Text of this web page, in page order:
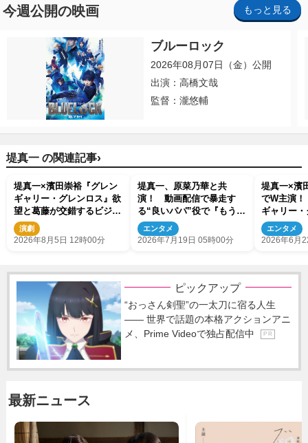
今週公開の映画 もっと見る
ブルーロック
2026年08月07日（金）公開
出演：高橋文哉
監督：瀧悠輔
堤真一 の関連記事›
堤真一×濱田崇裕『グレン
ギャリー・グレンロス』欲
望と葛藤が交錯するビジュ
アル公開
演劇
2026年8月5日 12時00分
堤真一、原菜乃華と共
演！ 動画配信で暴走す
る“良いパパ”役で『もうパ
パ！』出演決定
エンタメ
2026年7月19日 05時00分
堤真一×濱
でW主演
ギャリー
演決定
エンタメ
2026年6月
ピックアップ
“おっさん剣聖”の一太刀に宿る人生
―― 世界で話題の本格アクションアニ
メ、Prime Videoで独占配信中
P R
最新ニュース